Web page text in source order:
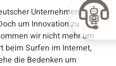
Unternehmen.
um Innovation zu
wir nicht mehr um
beim Surfen im Internet,
die Bedenken um